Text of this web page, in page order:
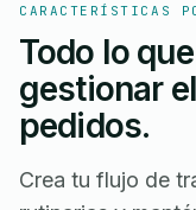
CARACTERÍSTICAS
Todo lo
gestionar
pedidos.
Crea tu flujo de